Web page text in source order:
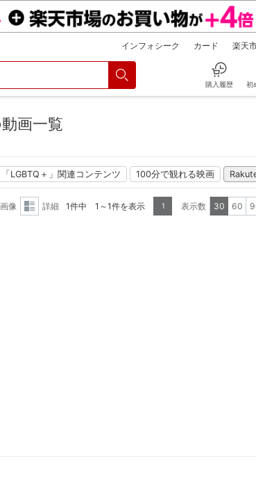
インフォシーク カード 楽天
購入履歴 初
画一覧
LGBTQ＋」関連コンテンツ 100分で観れる映画
画像
詳細 1件中 1～1件を表示 1 表示数 30 60